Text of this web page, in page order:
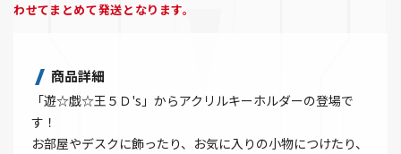
わせてまとめて発送となります。
商品詳細
「遊☆戯☆王５Ｄ's」からアクリルキーホルダーの登場で
す！
お部屋やデスクに飾ったり、お気に入りの小物につけたり、